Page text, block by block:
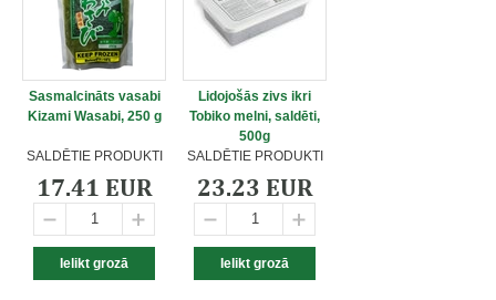
Sasmalcināts vasabi
Kizami Wasabi, 250 g
SALDĒTIE PRODUKTI
17.41 EUR
Lidojošās zivs ikri
Tobiko melni, saldēti,
500g
SALDĒTIE PRODUKTI
23.23 EUR